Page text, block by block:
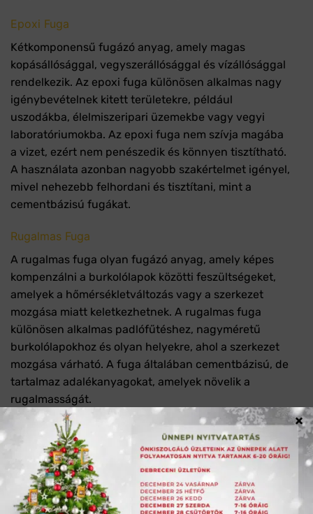
Epoxi Fuga
Kétkomponensű fugázó anyag, amely magas
kopásállósággal, vegyszerállósággal és vízállósággal
rendelkezik. Az epoxi fuga különösen alkalmas nagy
igénybevételnek kitett területekre, például
uszodákba, élelmiszeripari üzemekbe vagy vegyi
laboratóriumokba. Az epoxi fuga nem szívja magába
a vizet, ezért nem penészedik és könnyen tisztítható.
A használata azonban nagyobb szakértelmet igényel,
mivel nehezebb felhordani és tisztítani, mint a
cementbázisú fugákat.
Rugalmas Fuga
A rugalmas fuga olyan fugázó anyag, amely képes
kompenzálni a burkolólapok közötti feszültségeket,
amelyek a hőmérsékletváltozás vagy a szerkezet
mozgása miatt keletkezhetnek. A rugalmas fuga
különösen alkalmas padlófűtéshez, nagyméretű
burkolólapokhoz és olyan helyekre, ahol a szerkezet
mozgása várható. A fuga általában cementbázisú, de
tartalmaz adalékanyagokat, amelyek növelik a
rugalmasságát.
Gyorsan Kötő Fuga
A gyorsan kötő fuga olyan fugázó anyag, amely rövid
idő alatt megköt, így hamarabb használatba vehető a
burkolat. A gyorsan kötő fuga különösen alkalmas
olyan helyekre, ahol fontos a gyors munkavégzés,
×